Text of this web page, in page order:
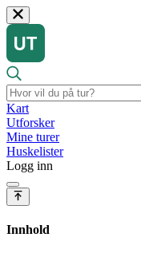
Kart
Utforsker
Mine turer
Huskelister
Logg inn
Innhold